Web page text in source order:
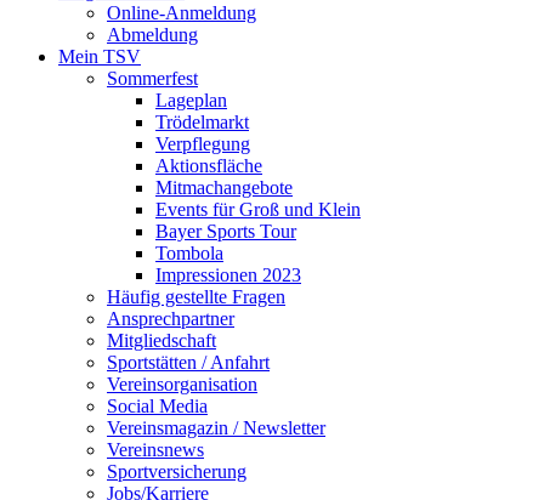
Online-Anmeldung
Abmeldung
Mein TSV
Sommerfest
Lageplan
Trödelmarkt
Verpflegung
Aktionsfläche
Mitmachangebote
Events für Groß und Klein
Bayer Sports Tour
Tombola
Impressionen 2023
Häufig gestellte Fragen
Ansprechpartner
Mitgliedschaft
Sportstätten / Anfahrt
Vereinsorganisation
Social Media
Vereinsmagazin / Newsletter
Vereinsnews
Sportversicherung
Jobs/Karriere